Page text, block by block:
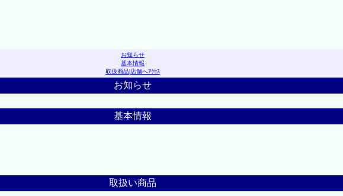
お知らせ
基本情報
取扱商品|店舗へｱｸｾｽ
お知らせ
基本情報
取扱い商品